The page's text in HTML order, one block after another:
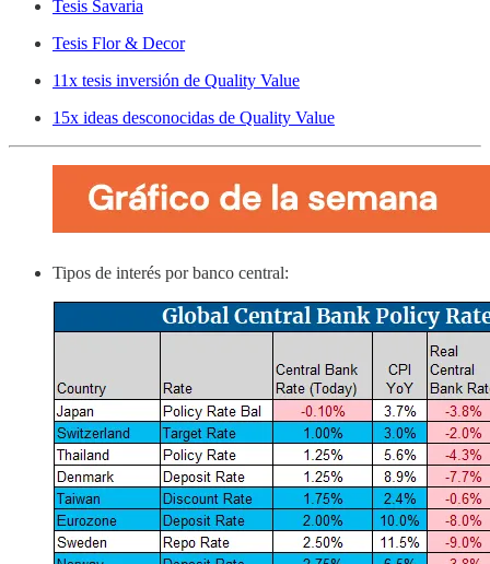
Tesis Savaria
Tesis Flor & Decor
11x tesis inversión de Quality Value
15x ideas desconocidas de Quality Value
Tipos de interés por banco central: